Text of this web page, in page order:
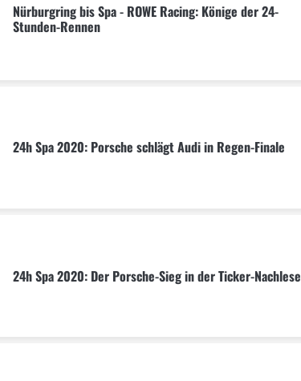
Nürburgring bis Spa - ROWE Racing: Könige der 24-
Stunden-Rennen
24h Spa 2020: Porsche schlägt Audi in Regen-Finale
24h Spa 2020: Der Porsche-Sieg in der Ticker-Nachlese